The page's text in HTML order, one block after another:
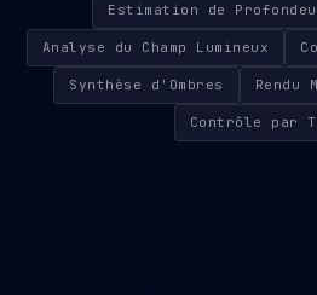
Estimation de
Analyse du Champ Lumineux
Synthèse d'Ombres Rendu
Contrôle par